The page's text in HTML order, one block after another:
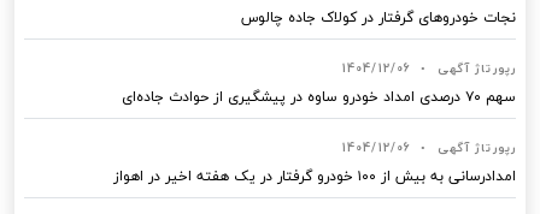
نجات خودروهای گرفتار در کولاک جاده چالوس
رپورتاژ آگهی •
1404/12/06
سهم ۷۰ درصدی امداد خودرو ساوه در پیشگیری از حوادث جاده‌ای
رپورتاژ آگهی •
1404/12/06
امدادرسانی به بیش از ۱۰۰ خودرو گرفتار در یک هفته اخیر در اهواز